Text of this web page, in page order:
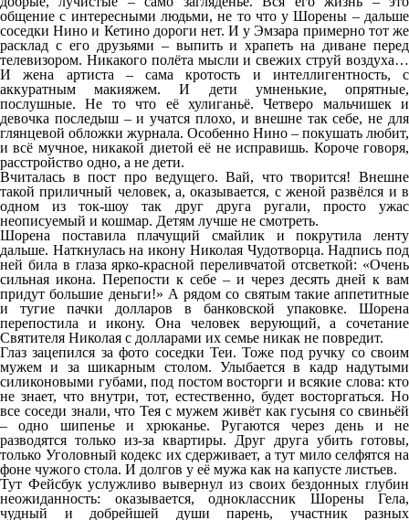
общение с интересными людьми, не то что у Шорены – дальше
соседки Нино и Кетино дороги нет. И у Эмзара примерно тот же
расклад с его друзьями – выпить и храпеть на диване перед
телевизором. Никакого полёта мысли и свежих струй воздуха…
И жена артиста – сама кротость и интеллигентность, с
аккуратным макияжем. И дети умненькие, опрятные,
послушные. Не то что её хулиганьё. Четверо мальчишек и
девочка последыш – и учатся плохо, и внешне так себе, не для
глянцевой обложки журнала. Особенно Нино – покушать любит,
и всё мучное, никакой диетой её не исправишь. Короче говоря,
расстройство одно, а не дети.
Вчиталась в пост про ведущего. Вай, что творится! Внешне
такой приличный человек, а, оказывается, с женой развёлся и в
одном из ток-шоу так друг друга ругали, просто ужас
неописуемый и кошмар. Детям лучше не смотреть.
Шорена поставила плачущий смайлик и покрутила ленту
дальше. Наткнулась на икону Николая Чудотворца. Надпись под
ней била в глаза ярко-красной переливчатой отсветкой: «Очень
сильная икона. Перепости к себе – и через десять дней к вам
придут большие деньги!» А рядом со святым такие аппетитные
и тугие пачки долларов в банковской упаковке. Шорена
перепостила и икону. Она человек верующий, а сочетание
Святителя Николая с долларами их семье никак не повредит.
Глаз зацепился за фото соседки Теи. Тоже под ручку со своим
мужем и за шикарным столом. Улыбается в кадр надутыми
силиконовыми губами, под постом восторги и всякие слова: кто
не знает, что внутри, тот, естественно, будет восторгаться. Но
все соседи знали, что Тея с мужем живёт как гусыня со свиньёй
– одно шипенье и хрюканье. Ругаются через день и не
разводятся только из-за квартиры. Друг друга убить готовы,
только Уголовный кодекс их сдерживает, а тут мило селфятся на
фоне чужого стола. И долгов у её мужа как на капусте листьев.
Тут Фейсбук услужливо вывернул из своих бездонных глубин
неожиданность: оказывается, одноклассник Шорены Гела,
чудный и добрейшей души парень, участник разных